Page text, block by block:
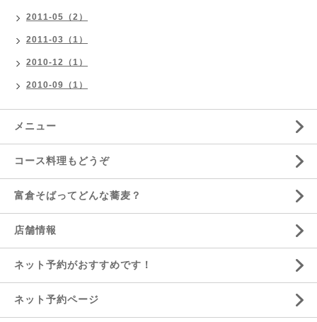
2011-05（2）
2011-03（1）
2010-12（1）
2010-09（1）
メニュー
コース料理もどうぞ
富倉そばってどんな蕎麦？
店舗情報
ネット予約がおすすめです！
ネット予約ページ